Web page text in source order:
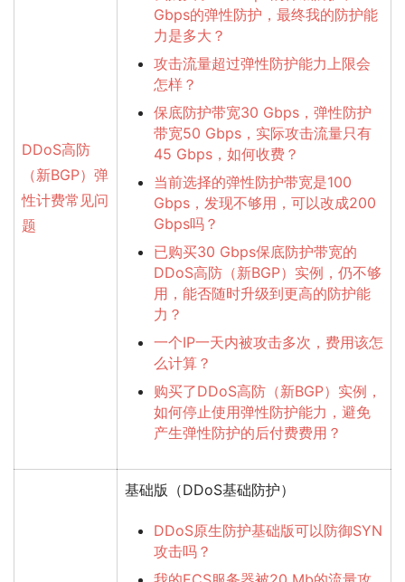
DDoS高防
（新BGP）弹
性计费常见问
题
Gbps的弹性防护，最终我的防护能
力是多大？
攻击流量超过弹性防护能力上限会
怎样？
保底防护带宽30 Gbps，弹性防护
带宽50 Gbps，实际攻击流量只有
45 Gbps，如何收费？
当前选择的弹性防护带宽是100
Gbps，发现不够用，可以改成200
Gbps吗？
已购买30 Gbps保底防护带宽的
DDoS高防（新BGP）实例，仍不够
用，能否随时升级到更高的防护能
力？
一个IP一天内被攻击多次，费用该怎
么计算？
购买了DDoS高防（新BGP）实例，
如何停止使用弹性防护能力，避免
产生弹性防护的后付费费用？
基础版 （DDoS基础防护）
DDoS原生防护基础版可以防御SYN
攻击吗？